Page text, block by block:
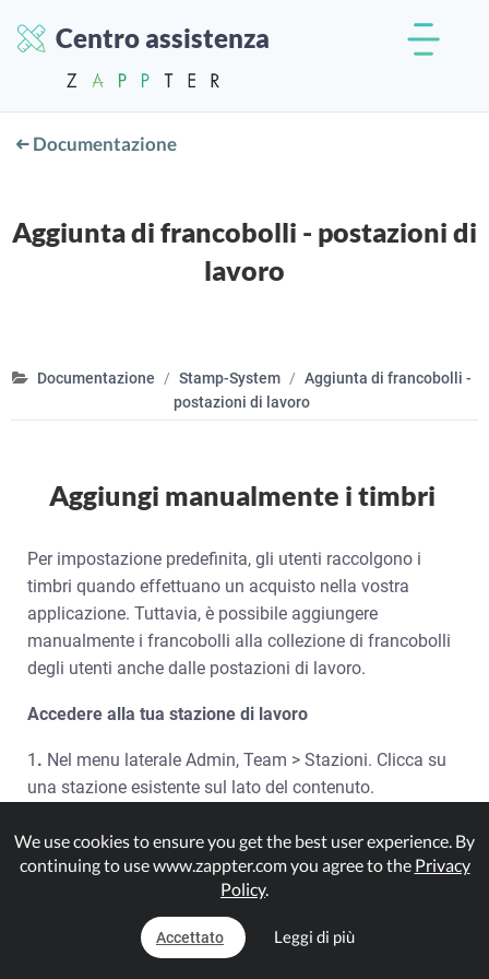
Centro assistenza
Documentazione
Aggiunta di francobolli - postazioni di
lavoro
Documentazione Stamp-System
Aggiunta di francobolli -
postazioni di lavoro
Aggiungi manualmente i timbri
Per impostazione predefinita, gli utenti raccolgono i
timbri quando effettuano un acquisto nella vostra
applicazione. Tuttavia, è possibile aggiungere
manualmente i francobolli alla collezione di francobolli
degli utenti anche dalle postazioni di lavoro.
Accedere alla tua stazione di lavoro
1 . Nel menu laterale Admin, Team > Stazioni. Clicca su
una stazione esistente sul lato del contenuto.
Seleziona:
: Se vuoi modificare la postazione
Come accedere: Per accedere alla postazione
Modifica la password
: Per cambiare la password
We use cookies to ensure you get the best user experience. By
continuing to use www.zappter.com you agree to the Privacy
Policy.
Accettato Leggi di più